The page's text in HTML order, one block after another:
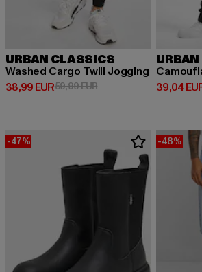
URBAN CLASSICS
Washed Cargo Twill Jogging
38,99 EUR
Derzeitiger Preis: 38,99 EUR
59,99 EURAktionspreis: 59,99 EUR
39,04
-47% -48%